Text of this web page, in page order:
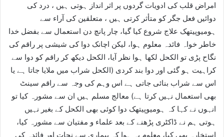
امراض قلب کی ادویات گردوں پر اثر انداز ہوتی ہیں ، درد کی
دوائیں فعل جگر کو متأثر کرتی ہیں ، متعلقین کی آراء سے
ہومیوپیتھک علاج شروع کیا گیا، چار پانچ دن استعمال سے بفضل خدا
خاطر خواہ فائدہ معلوم ہوا، لیکن اچانک دوا کی شیشی پر راقم کی
نگاح پڑی تو الکحل لکھا ہوا نظر آیا، الکحل دیکھ کر راقم کو دوا سے
کراہیت ہو گئی اور دوا بند کردی (الکحل شراب میں ملایا جاتا ہے یا
اس سے شراب بنائی جاتی ہے اس وہم کی وجہ سے راقم سینٹ
بھی استعمال نہیں کرتا ہے) معالج مسلم ہیں ان سے مشورہ کیا تو
انہوں نے کہا کہ ہومیوپیتھک دوا کوئی بھی الکحل کے بغیر نہیں
ہوتی ہم نے ڈاکٹری پڑھنے کے بعد علماء و مفتیان سے مشورہ کیا،
استخارہ بھی کیا، معلوم یہ ہوا کہ بیماری سے نجات اور فائدہ کی